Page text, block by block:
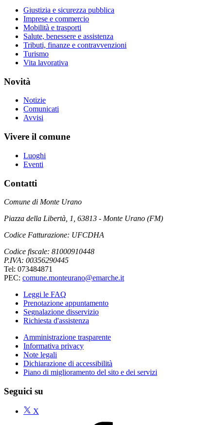
Giustizia e sicurezza pubblica
Imprese e commercio
Mobilità e trasporti
Salute, benessere e assistenza
Tributi, finanze e contravvenzioni
Turismo
Vita lavorativa
Novità
Notizie
Comunicati
Avvisi
Vivere il comune
Luoghi
Eventi
Contatti
Comune di Monte Urano
Piazza della Libertà, 1, 63813 - Monte Urano (FM)
Codice Fatturazione: UFCDHA
Codice fiscale: 81000910448
P.IVA: 00356290445
Tel: 073484871
PEC: comune.monteurano@emarche.it
Leggi le FAQ
Prenotazione appuntamento
Segnalazione disservizio
Richiesta d'assistenza
Amministrazione trasparente
Informativa privacy
Note legali
Dichiarazione di accessibilità
Piano di miglioramento del sito e dei servizi
Seguici su
X